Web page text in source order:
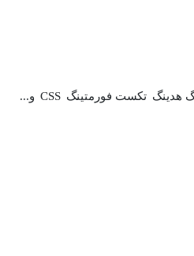
هدینگ تکست فورمتینگ CSS و...